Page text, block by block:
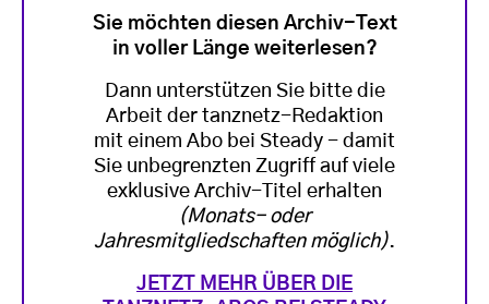
Sie möchten diesen Archiv-Text
in voller Länge weiterlesen?
Dann unterstützen Sie bitte die
Arbeit der tanznetz-Redaktion
mit einem Abo bei Steady - damit
Sie unbegrenzten Zugriff auf viele
exklusive Archiv-Titel erhalten
(Monats- oder
Jahresmitgliedschaften möglich).
JETZT MEHR ÜBER DIE